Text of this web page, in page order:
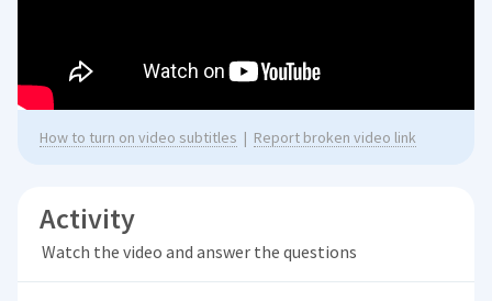
How to turn on video subtitles | Report broken video link
Activity
Watch the video and answer the questions